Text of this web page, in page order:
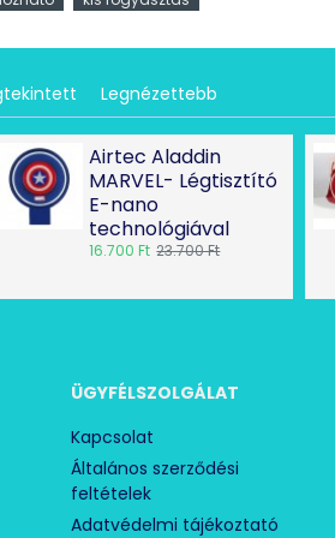
Legnézettebb
Airtec Aladdin
MARVEL- Légtisztító
E-nano
technológiával
16.700 Ft 23.700 Ft
ÜGYFÉLSZOLGÁLAT
Kapcsolat
Általános szerződési
feltételek
Adatvédelmi tájékoztató